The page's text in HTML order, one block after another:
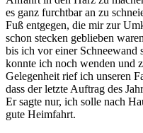
es ganz furchtbar an zu
Fuß entgegen, die mir zur
schon stecken geblieben
bis ich vor einer Schneewand
konnte ich noch wenden und
Gelegenheit rief ich unseren
dass der letzte Auftrag des
Er sagte nur, ich solle nach
gute Heimfahrt.